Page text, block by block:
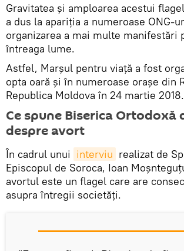
Gravitatea și amploarea acestui
a dus la apariția a numeroase ONG-
organizarea a mai multe manifestări
întreaga lume.
Astfel, Marșul pentru viață a fost
opta oară și în numeroase orașe din
Republica Moldova în 24 martie 2018.
Ce spune Biserica Ortodoxă
despre avort
În cadrul unui interviu realizat de
Episcopul de Soroca, Ioan
avortul este un flagel care are
asupra întregii societăți.